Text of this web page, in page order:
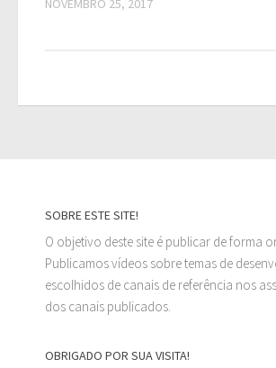
NOVEMBRO 25, 2017
SOBRE ESTE SITE!
O objetivo deste site é publicar de forma
Publicamos vídeos sobre temas de
escolhidos de canais de referência nos
dos canais publicados.
OBRIGADO POR SUA VISITA!